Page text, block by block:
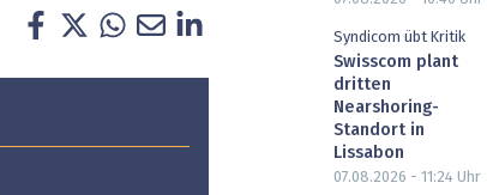
Syndicom übt Kritik
Swisscom plant
dritten
Nearshoring-
Standort in
Lissabon
07.08.2026 - 11:24 Uhr